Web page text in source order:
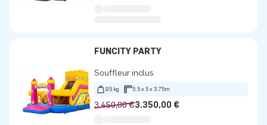
FUNCITY PARTY
Souffleur inclus
95 kg 5.5 x 5 x 3.75m
3.450,00 €3.350,00 €